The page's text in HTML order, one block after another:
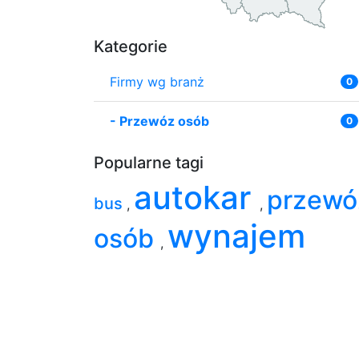
Kategorie
Firmy wg branż 0
- Przewóz osób 0
Popularne tagi
bus , autokar ,
osób , wynajem